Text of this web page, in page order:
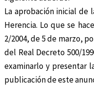
La aprobación inicial
Herencia. Lo que se
2/2004, de 5 de marzo,
del Real Decreto 500/
examinarlo y presentar
publicación de este